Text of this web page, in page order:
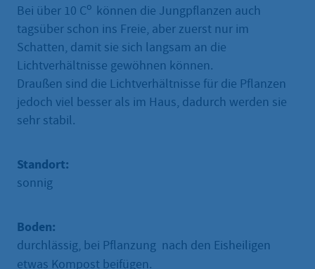
Bei über 10 Co können die Jungpflanzen auch
tagsüber schon ins Freie, aber zuerst nur im
Schatten, damit sie sich langsam an die
Lichtverhältnisse gewöhnen können.
Draußen sind die Lichtverhältnisse für die Pflanzen
jedoch viel besser als im Haus, dadurch werden sie
sehr stabil.
Standort:
sonnig
Boden:
durchlässig, bei Pflanzung nach den Eisheiligen
etwas Kompost beifügen.